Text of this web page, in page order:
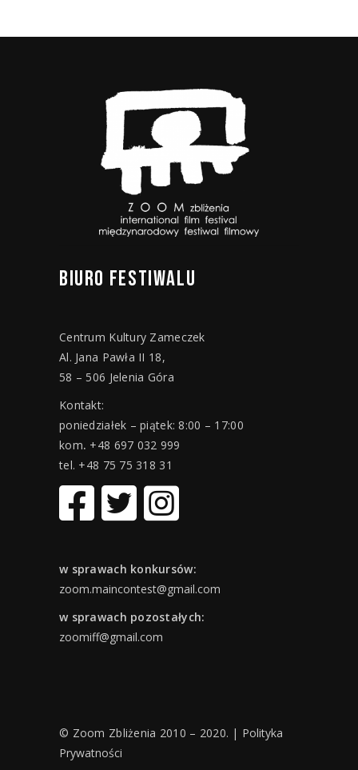
BIURO FESTIWALU
Centrum Kultury Zameczek
Al. Jana Pawła II 18,
58 – 506 Jelenia Góra
Kontakt:
poniedziałek – piątek: 8:00 – 17:00
kom. +48 697 032 999
tel. +48 75 75 318 31
w sprawach konkursów:
zoom.maincontest@gmail.com
w sprawach pozostałych:
zoomiff@gmail.com
© Zoom Zbliżenia 2010 – 2020. | Polityka
Prywatności